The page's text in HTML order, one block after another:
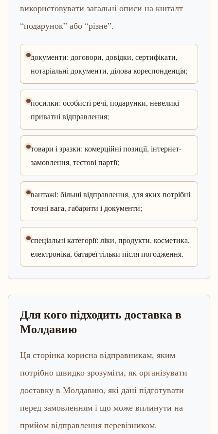
використовувати загальні описи на кшталт
“подарунок” або “різне”.
документи: договори, довідки, сертифікати,
нотаріальні документи, ділова кореспонденція;
посилки: особисті речі, подарунки, невеликі
приватні відправлення;
товари і зразки: комерційні позиції, інтернет-
замовлення, тестові партії;
вантажі: більші відправлення, для яких потрібні
точні вага, габарити і документи;
спеціальні категорії: ліки, продукти, косметика,
електроніка, батареї тільки після погодження.
Для кого підходить доставка в
Молдавию
Ця сторінка корисна відправникам, яким
потрібно швидко зрозуміти, як організувати
доставку в Молдавию, які дані підготувати
перед замовленням і що може вплинути на
прийом відправлення перевізником.